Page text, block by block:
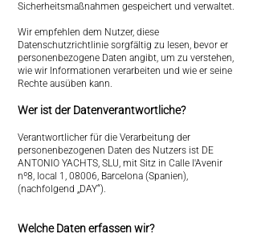
Sicherheitsmaßnahmen gespeichert und verwaltet.
Wir empfehlen dem Nutzer, diese
Datenschutzrichtlinie sorgfältig zu lesen, bevor er
personenbezogene Daten angibt, um zu verstehen,
wie wir Informationen verarbeiten und wie er seine
Rechte ausüben kann.
Wer ist der Datenverantwortliche?
Verantwortlicher für die Verarbeitung der
personenbezogenen Daten des Nutzers ist DE
ANTONIO YACHTS, SLU, mit Sitz in Calle l'Avenir
nº8, local 1, 08006, Barcelona (Spanien),
(nachfolgend „DAY“).
Welche Daten erfassen wir?